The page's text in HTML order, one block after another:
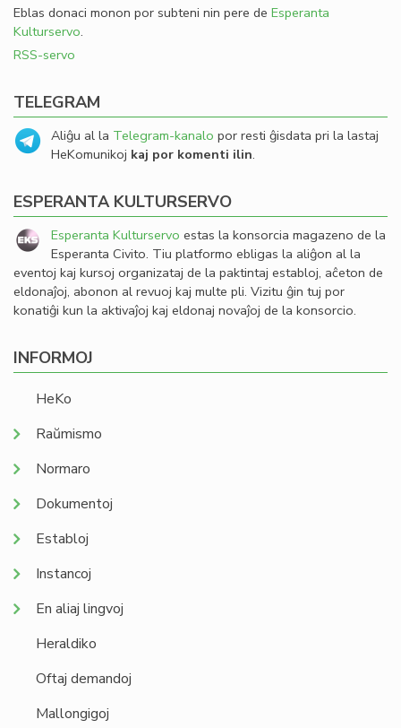
Eblas donaci monon por subteni nin pere de Esperanta
Kulturservo.
RSS-servo
TELEGRAM
Aliĝu al la Telegram-kanalo por resti ĝisdata pri la lastaj
HeKomunikoj kaj por komenti ilin.
ESPERANTA KULTURSERVO
Esperanta Kulturservo estas la konsorcia magazeno de la
Esperanta Civito. Tiu platformo ebligas la aliĝon al la
eventoj kaj kursoj organizataj de la paktintaj establoj, aĉeton de
eldonaĵoj, abonon al revuoj kaj multe pli. Vizitu ĝin tuj por
konatiĝi kun la aktivaĵoj kaj eldonaj novaĵoj de la konsorcio.
INFORMOJ
HeKo
Raŭmismo
Normaro
Dokumentoj
Establoj
Instancoj
En aliaj lingvoj
Heraldiko
Oftaj demandoj
Mallongigoj